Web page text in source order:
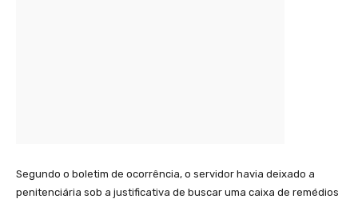
Segundo o boletim de ocorrência, o servidor havia deixado a
penitenciária sob a justificativa de buscar uma caixa de remédios